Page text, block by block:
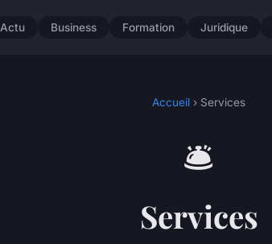
Actu Business Formation Juridique
Accueil › Services
🛎️
Services